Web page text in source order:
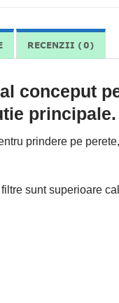
RECENZII (0)
conceput
principale.
prindere pe
sunt superioare